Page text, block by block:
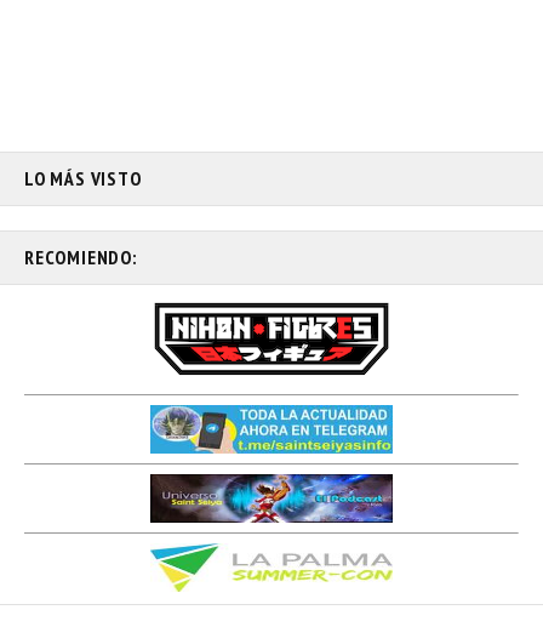
LO MÁS VISTO
RECOMIENDO: